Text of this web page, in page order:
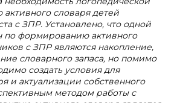
словаря детей
с ЗПР. Установлено, что одной
по формированию активного
с ЗПР являются накопление,
словарного запаса, но помимо
создать условия для
и актуализации собственного
методом работы с